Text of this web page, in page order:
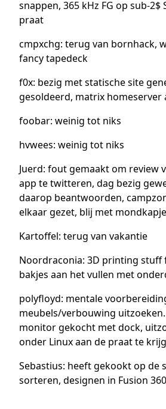
snappen, 365 kHz FG op sub-2$
praat
cmpxchg: terug van bornhack,
fancy tapedeck
f0x: bezig met statische site
gesoldeerd, matrix homeserver
foobar: weinig tot niks
hvwees: weinig tot niks
Juerd: fout gemaakt om review
app te twitteren, dag bezig
daarop beantwoorden,
elkaar gezet, blij met
Kartoffel: terug van vakantie
Noordraconia: 3D printing stuff
bakjes aan het vullen met
polyfloyd: mentale
meubels/verbouwing
monitor gekocht met dock,
onder Linux aan de praat te
Sebastius: heeft gekookt op de
sorteren, designen in Fusion